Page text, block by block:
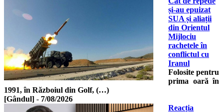
și-au epuizat
SUA și aliații
din Orientul
Mijlociu
rachetele în
conflictul cu
Iranul
Folosite pentru
prima oară în
1991, în Războiul din Golf, (…)
[Gândul] - 7/08/2026
Reacția